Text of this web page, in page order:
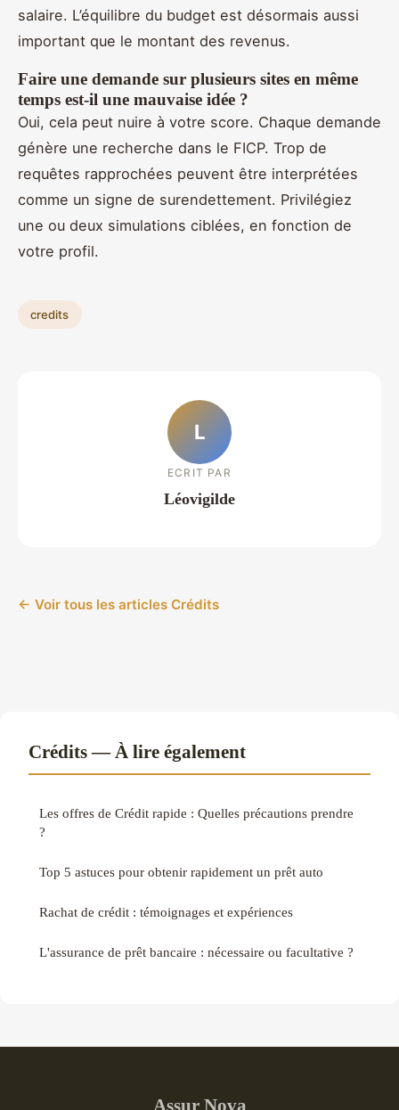
salaire. L’équilibre du budget est désormais aussi
important que le montant des revenus.
Faire une demande sur plusieurs sites en même
temps est-il une mauvaise idée ?
Oui, cela peut nuire à votre score. Chaque demande
génère une recherche dans le FICP. Trop de
requêtes rapprochées peuvent être interprétées
comme un signe de surendettement. Privilégiez
une ou deux simulations ciblées, en fonction de
votre profil.
credits
L
ECRIT PAR
Léovigilde
← Voir tous les articles Crédits
Crédits — À lire également
Les offres de Crédit rapide : Quelles précautions prendre
?
Top 5 astuces pour obtenir rapidement un prêt auto
Rachat de crédit : témoignages et expériences
L'assurance de prêt bancaire : nécessaire ou facultative ?
Assur Nova